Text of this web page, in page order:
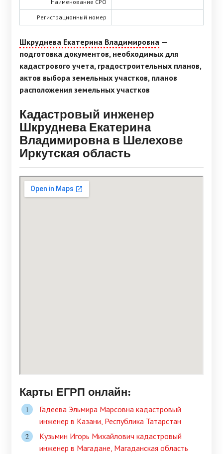
Наименование СРО
Регистрационный номер
Шкруднева Екатерина Владимировна —
подготовка документов, необходимых для
кадастрового учета, градостроительных планов,
актов выбора земельных участков, планов
расположения земельных участков
Кадастровый инженер
Шкруднева Екатерина
Владимировна в Шелехове
Иркутская область
Карты ЕГРП онлайн:
Гадеева Эльмира Марсовна кадастровый
инженер в Казани, Республика Татарстан
Кузьмин Игорь Михайлович кадастровый
инженер в Магадане, Магаданская область